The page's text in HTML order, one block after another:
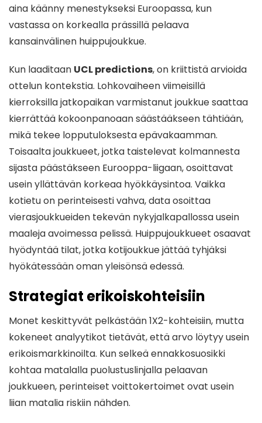
aina käänny menestykseksi Euroopassa, kun
vastassa on korkealla prässillä pelaava
kansainvälinen huippujoukkue.
Kun laaditaan UCL predictions, on kriittistä arvioida
ottelun kontekstia. Lohkovaiheen viimeisillä
kierroksilla jatkopaikan varmistanut joukkue saattaa
kierrättää kokoonpanoaan säästääkseen tähtiään,
mikä tekee lopputuloksesta epävakaamman.
Toisaalta joukkueet, jotka taistelevat kolmannesta
sijasta päästäkseen Eurooppa-liigaan, osoittavat
usein yllättävän korkeaa hyökkäysintoa. Vaikka
kotietu on perinteisesti vahva, data osoittaa
vierasjoukkueiden tekevän nykyjalkapallossa usein
maaleja avoimessa pelissä. Huippujoukkueet osaavat
hyödyntää tilat, jotka kotijoukkue jättää tyhjäksi
hyökätessään oman yleisönsä edessä.
Strategiat erikoiskohteisiin
Monet keskittyvät pelkästään 1X2-kohteisiin, mutta
kokeneet analyytikot tietävät, että arvo löytyy usein
erikoismarkkinoilta. Kun selkeä ennakkosuosikki
kohtaa matalalla puolustuslinjalla pelaavan
joukkueen, perinteiset voittokertoimet ovat usein
liian matalia riskiin nähden.